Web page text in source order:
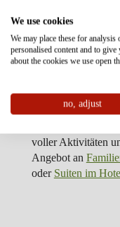
Wer weiß, wie
heißen? Ach, ich
nur ein paar...
(das sind die
Ein
voller Aktivitäten
Angebot an
oder Suiten im
We use cookies
We may place these for
personalised content and to
about the cookies we use open
no, adjust